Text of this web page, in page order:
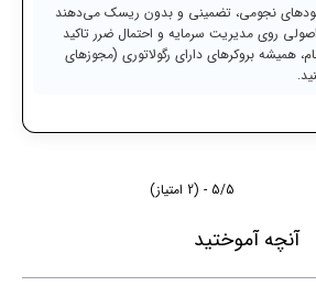
سودهای نجومی، تضمینی و بدون ریسک می‌دهند
روی مدیریت سرمایه و احتمال ضرر تاکید
همیشه بروکرهای دارای رگولاتوری (مجوزهای
5/5 - (2 امتیاز)
آنچه آموختید